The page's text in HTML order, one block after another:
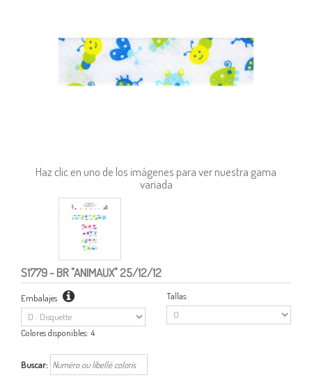
Haz clic en uno de los imágenes para ver nuestra gama
variada
S1779- BR "ANIMAUX" 25/12/12
Embalajes Tallas:
Colores disponibles: 4
Buscar: